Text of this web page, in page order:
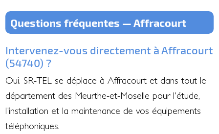
Questions fréquentes — Affracourt
Intervenez-vous directement à Affracourt
(54740) ?
Oui. SR-TEL se déplace à Affracourt et dans tout le
département des Meurthe-et-Moselle pour l'étude,
l'installation et la maintenance de vos équipements
téléphoniques.